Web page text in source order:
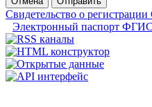
Свидетельство о
Электронный паспорт